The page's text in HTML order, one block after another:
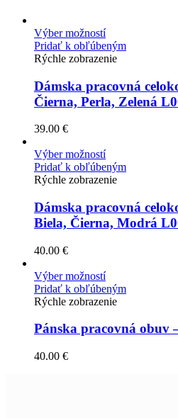
Výber možností
Pridať k obľúbeným
Rýchle zobrazenie
Dámska pracovná
Čierna, Perla, Zelená
39.00 €
Výber možností
Pridať k obľúbeným
Rýchle zobrazenie
Dámska pracovná
Biela, Čierna, Modrá
40.00 €
Výber možností
Pridať k obľúbeným
Rýchle zobrazenie
Pánska pracovná obuv
40.00 €